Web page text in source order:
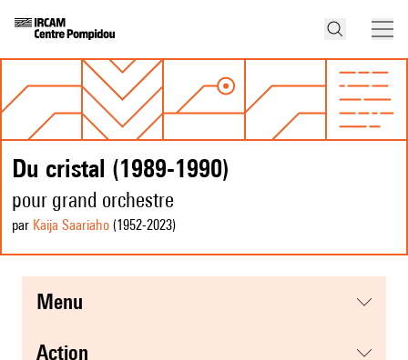
Du cristal (1989-1990)
pour grand orchestre
par Kaija Saariaho (1952-2023)
menu
action